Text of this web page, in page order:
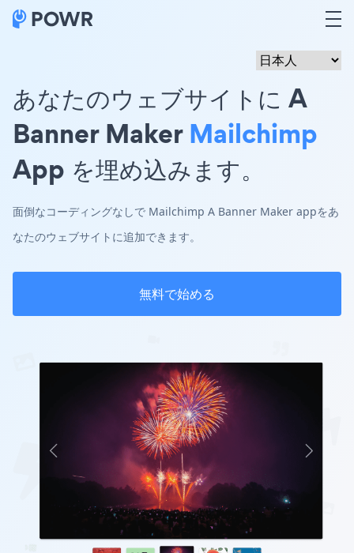
あなたのウェブサイトに A
Banner MakerMailchimp
App を埋め込みます。
面倒なコーディングなしで Mailchimp A Banner Maker appをあ
なたのウェブサイトに追加できます。
無料で始める